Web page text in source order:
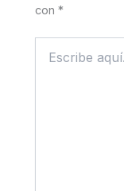
con*
aquí...